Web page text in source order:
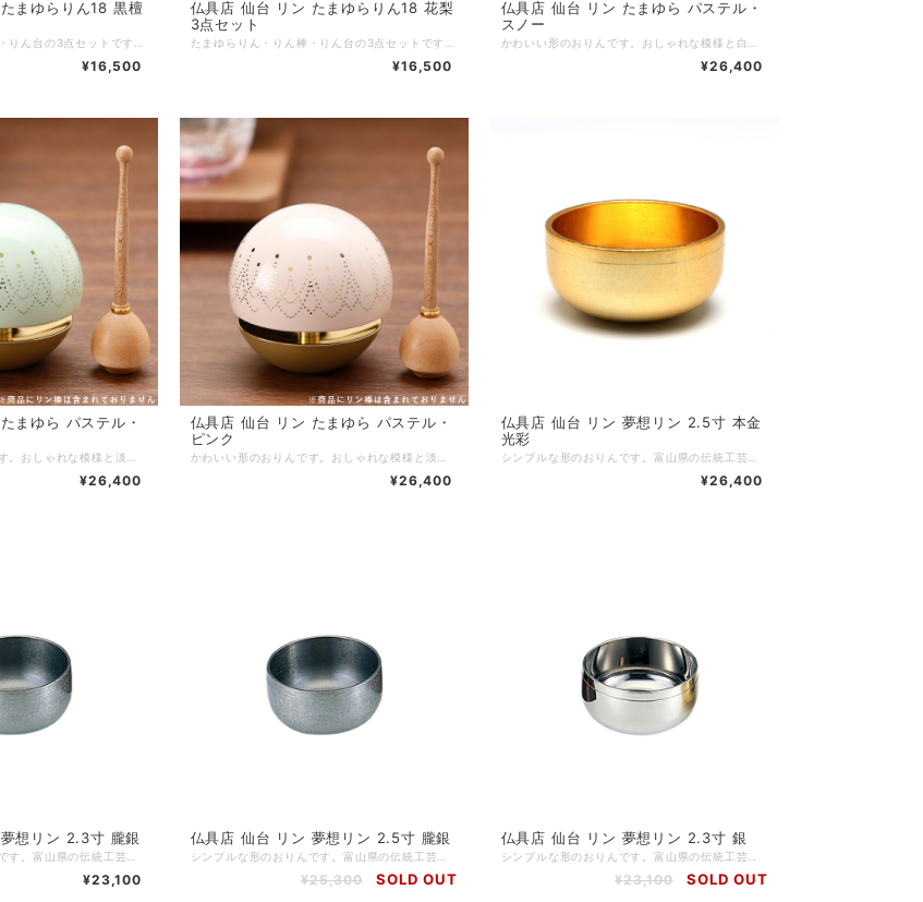
¥16,500
仏具店 仙台 リン たまゆらりん18 花梨
3点セット
¥16,500
仏具店 仙台 リン たまゆら パステル・
スノー
¥26,400
かわいい形のおりんです。おしゃれな模様と淡い色がモダン仏壇に合います。富山県の高岡銅器で制作された安心の日本製。チーンと澄んだ音色が心地よく響きます。 ■商品名：たまゆら パステル・ミント ■ブランド：現代仏具 ■シリーズ：リン ■カテゴリ：仏具 リン ■生産国：日本製 ■サイズ：直径5.3cm 高さ5.3cm ■主素材：真鍮 ■主仕上： ■重量： ■組立状態：完成品 ■付属品： ■メーカー保証： ※ご注意事項：※リン台・リン棒は含まれておりません。
¥26,400
仏具店 仙台 リン たまゆら パステル・
ピンク
かわいい形のおりんです。おしゃれな模様と淡い色がモダン仏壇に合います。富山県の高岡銅器で制作された安心の日本製。チーンと澄んだ音色が心地よく響きます。 ■商品名：たまゆら パステル・ピンク ■ブランド：現代仏具 ■シリーズ：リン ■カテゴリ：仏具 リン ■生産国：日本製 ■サイズ：直径5.3cm 高さ5.3cm ■主素材：真鍮 ■主仕上： ■重量： ■組立状態：完成品 ■付属品： ■メーカー保証： ※ご注意事項：※リン台・リン棒は含まれておりません。
¥26,400
仏具店 仙台 リン 夢想リン 2.5寸 本金
光彩
シンプルな形のおりんです。富山県の伝統工芸「高岡銅器」により制作された安心の日本製で、チーンと澄んだ音色が心地よく響きます。りん棒とりん台は別売りです。 ■商品名：夢想リン 2.5寸 本金光彩 ■ブランド：現代仏具 ■シリーズ：リン ■カテゴリ：仏具 リン ■生産国：日本製 ■サイズ：直径8.1cm 高さ4.3cm ■主素材：真鍮 ■主仕上： ■重量： ■組立状態：完成品 ■付属品： ■メーカー保証： ※ご注意事項：※リン台・リン棒は含まれておりません。
¥26,400
仏具店 仙台 リン 夢想リン 2.3寸 朧銀
シンプルな形のおりんです。富山県の伝統工芸「高岡銅器」により制作された安心の日本製で、チーンと澄んだ音色が心地よく響きます。りん棒とりん台は別売りです。 ■商品名：夢想リン 2.3寸 朧銀 ■ブランド：現代仏具 ■シリーズ：リン ■カテゴリ：仏具 リン ■生産国：日本製 ■サイズ：直径7.4cm 高さ3.7cm ■主素材：真鍮 ■主仕上： ■重量： ■組立状態：完成品 ■付属品： ■メーカー保証： ※ご注意事項：※リン台・リン棒は含まれておりません。
¥23,100
仏具店 仙台 リン 夢想リン 2.5寸 朧銀
シンプルな形のおりんです。富山県の伝統工芸「高岡銅器」により制作された安心の日本製で、チーンと澄んだ音色が心地よく響きます。りん棒とりん台は別売りです。 ■商品名：夢想リン 2.5寸 朧銀 ■ブランド：現代仏具 ■シリーズ：リン ■カテゴリ：仏具 リン ■生産国：日本製 ■サイズ：直径8.1cm 高さ4.3cm ■主素材：真鍮 ■主仕上： ■重量： ■組立状態：完成品 ■付属品： ■メーカー保証： ※ご注意事項：※リン台・リン棒は含まれておりません。
¥25,300 SOLD OUT
仏具店 仙台 リン 夢想リン 2.3寸 銀
シンプルな形のおりんです。富山県の伝統工芸「高岡銅器」により制作された安心の日本製で、チーンと澄んだ音色が心地よく響きます。りん棒とりん台は別売りです。 ■商品名：夢想リン 2.3寸 銀 ■ブランド：現代仏具 ■シリーズ：リン ■カテゴリ：仏具 リン ■生産国：日本製 ■サイズ：直径7.4cm 高さ3.7cm ■主素材：真鍮 ■主仕上： ■重量： ■組立状態：完成品 ■付属品： ■メーカー保証： ※ご注意事項：※リン台・リン棒は含まれておりません。
¥23,100 SOLD OUT